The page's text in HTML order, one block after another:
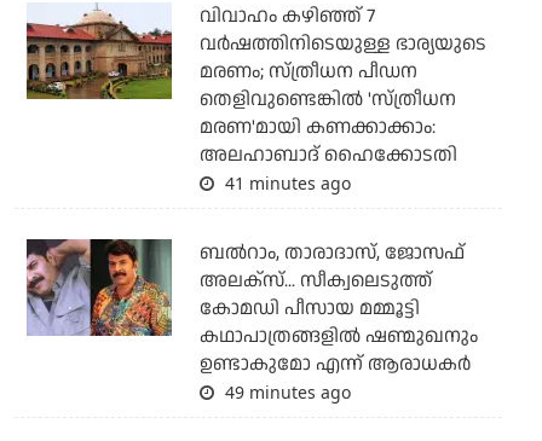
വിവാഹം കഴിഞ്ഞ് 7
വര്‍ഷത്തിനിടെയുള്ള ഭാര്യയുടെ
മരണം; സ്ത്രീധന പീഡന
തെളിവുണ്ടെങ്കില്‍ 'സ്ത്രീധന
മരണ'മായി കണക്കാക്കാം:
അലഹാബാദ് ഹൈക്കോടതി
41 minutes ago
ബല്‍റാം, താരാദാസ്, ജോസഫ്
അലക്‌സ്... സീക്വലെടുത്ത്
കോമഡി പീസായ മമ്മൂട്ടി
കഥാപാത്രങ്ങളില്‍ ഷണ്മുഖനും
ഉണ്ടാകുമോ എന്ന് ആരാധകര്‍
49 minutes ago